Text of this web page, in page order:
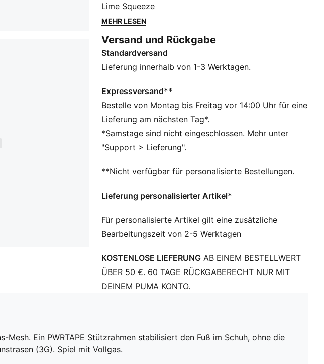
ohne die Agilität und Bewegungsfreiheit
einzuschränken. Leichte und dünne Laufsohle für
FEATURES + VORTEILE
Das Obermaterial der Schuhe besteht zu mindestens
30 % aus recycelten Materialien
stabilisiert den Fuß im Schuh, ohne die Agilität und
Bewegungsfreiheit einzuschränken
DETAILS
Reguläre bis breite Passform
Zehentyp: Abgerundet
Verschluss: Schnürsenkel
MG: Geeignet für Kunstrasen
Kunstrasen (3G)
GripControl Pro Beschichtung für präzise
Ballkontrolle
Lime Squeeze
MEHR LESEN
Versand und Rückgabe
Standardversand
Lieferung innerhalb von 1-3 Werktagen.
Expressversand**
Bestelle von Montag bis Freitag vor 14:00 Uhr für eine
Lieferung am nächsten Tag*.
*Samstage sind nicht eingeschlossen. Mehr unter
"Support > Lieferung".
**Nicht verfügbar für personalisierte Bestellungen.
Lieferung personalisierter Artikel*
Für personalisierte Artikel gilt eine zusätzliche
Bearbeitungszeit von 2-5 Werktagen
KOSTENLOSE LIEFERUNG AB EINEM BESTELLWERT
ÜBER 50 €. 60 TAGE RÜCKGABERECHT NUR MIT
DEINEM PUMA KONTO.
Ein PWRTAPE Stützrahmen stabilisiert den Fuß im Schuh, ohne die
(3G). Spiel mit Vollgas.